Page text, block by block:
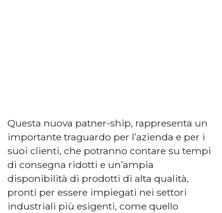
Questa nuova patner-ship, rappresenta un
importante traguardo per l’azienda e per i
suoi clienti, che potranno contare su tempi
di consegna ridotti e un’ampia
disponibilità di prodotti di alta qualità,
pronti per essere impiegati nei settori
industriali più esigenti, come quello